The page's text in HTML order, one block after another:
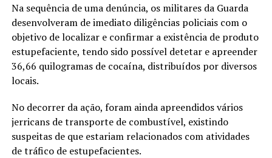
Na sequência de uma denúncia, os militares da Guarda
desenvolveram de imediato diligências policiais com o
objetivo de localizar e confirmar a existência de produto
estupefaciente, tendo sido possível detetar e apreender
36,66 quilogramas de cocaína, distribuídos por diversos
locais.
No decorrer da ação, foram ainda apreendidos vários
jerricans de transporte de combustível, existindo
suspeitas de que estariam relacionados com atividades
de tráfico de estupefacientes.